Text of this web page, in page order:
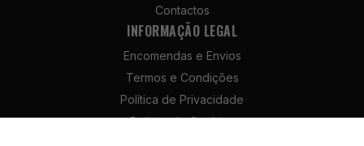
Contactos
INFORMAÇÃO LEGAL
Encomendas e Envios
Termos e Condições
Política de Privacidade
Política de Cookies
Estatísticas
Para que
melhorar a